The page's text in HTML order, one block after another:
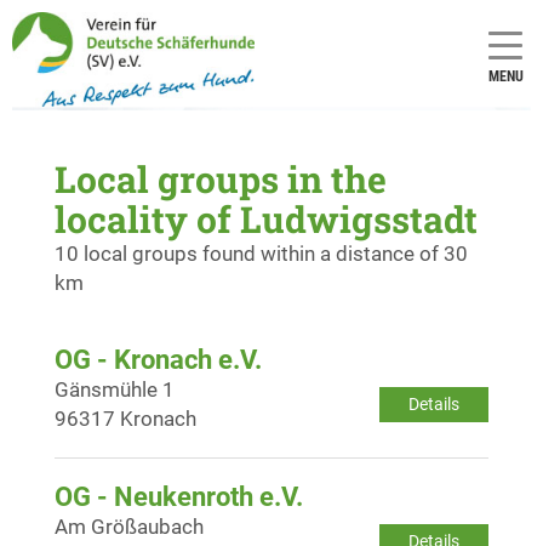
MENU
Local groups in the
locality of Ludwigsstadt
10 local groups found within a distance of 30
km
OG - Kronach e.V.
Details
Gänsmühle 1
96317 Kronach
OG - Neukenroth e.V.
Details
Am Größaubach